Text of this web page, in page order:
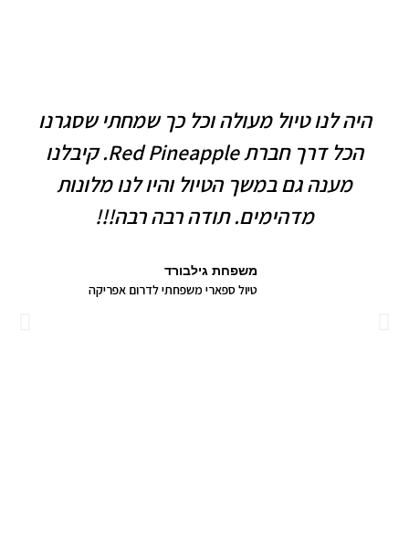
היה לנו טיול מעולה וכל כך שמחתי שסגרנו
הכל דרך חברת Red Pineapple. קיבלנו
מענה גם במשך הטיול והיו לנו מלונות
מדהימים. תודה רבה רבה!!!
משפחת גילבורד
טיול ספארי משפחתי לדרום אפריקה